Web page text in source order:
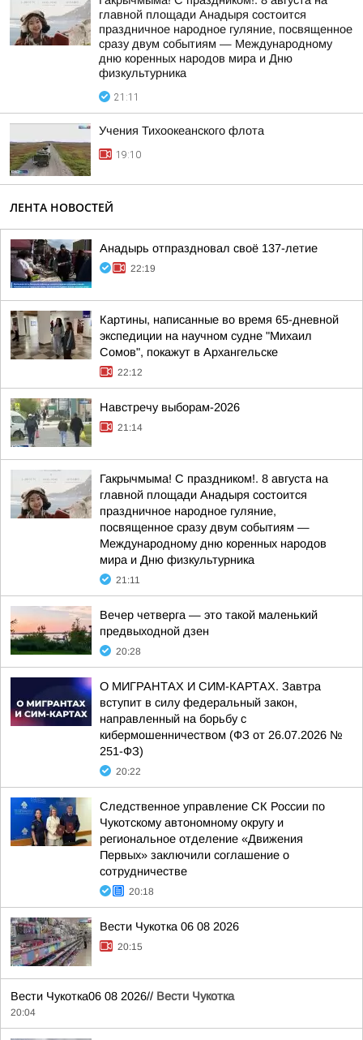
главной площади Анадыря состоится
праздничное народное гуляние, посвященное
сразу двум событиям — Международному
дню коренных народов мира и Дню
физкультурника
21:11
Учения Тихоокеанского флота
19:10
ЛЕНТА НОВОСТЕЙ
Анадырь отпраздновал своё 137-летие
22:19
Картины, написанные во время 65-дневной
экспедиции на научном судне "Михаил
Сомов", покажут в Архангельске
22:12
Навстречу выборам-2026
21:14
Гакрычмыма! С праздником!. 8 августа на
главной площади Анадыря состоится
праздничное народное гуляние,
посвященное сразу двум событиям —
Международному дню коренных народов
мира и Дню физкультурника
21:11
Вечер четверга — это такой маленький
предвыходной дзен
20:28
О МИГРАНТАХ И СИМ-КАРТАХ. Завтра
вступит в силу федеральный закон,
направленный на борьбу с
кибермошенничеством (ФЗ от 26.07.2026 №
251-ФЗ)
20:22
Следственное управление СК России по
Чукотскому автономному округу и
региональное отделение «Движения
Первых» заключили соглашение о
сотрудничестве
20:18
Вести Чукотка 06 08 2026
20:15
Вести Чукотка06 08 2026// Вести Чукотка
20:04